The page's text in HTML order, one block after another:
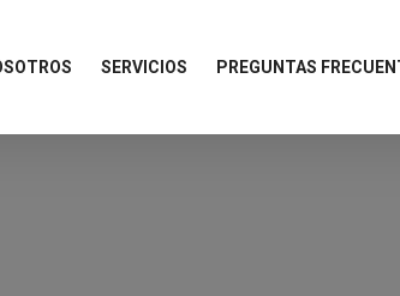
SERVICIOS PREGUNTAS